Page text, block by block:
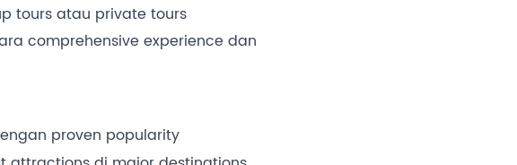
tours atau private tours
comprehensive experience dan
proven popularity